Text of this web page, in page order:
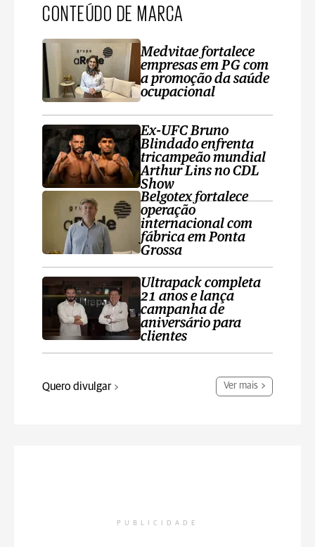
CONTEÚDO DE MARCA
Medvitae fortalece
empresas em PG com
a promoção da saúde
ocupacional
Ex-UFC Bruno
Blindado enfrenta
tricampeão mundial
Arthur Lins no CDL
Show
Belgotex fortalece
operação
internacional com
fábrica em Ponta
Grossa
Ultrapack completa
21 anos e lança
campanha de
aniversário para
clientes
Quero divulgar Ver mais
PUBLICIDADE